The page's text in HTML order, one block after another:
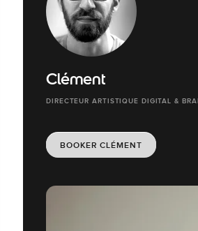
Clément
DIRECTEUR ARTISTIQUE DIGITAL &
BOOKER CLÉMENT